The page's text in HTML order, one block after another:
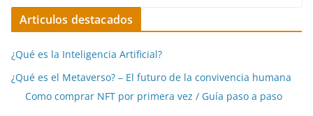
Articulos destacados
¿Qué es la Inteligencia Artificial?
¿Qué es el Metaverso? – El futuro de la convivencia humana
Como comprar NFT por primera vez / Guía paso a paso